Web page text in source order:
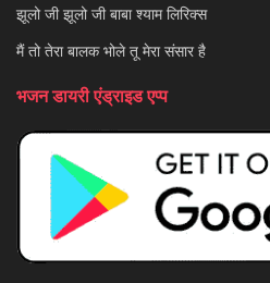
झूलो जी झूलो जी बाबा श्याम लिरिक्स
मैं तो तेरा बालक भोले तू मेरा संसार है
भजन डायरी एंड्राइड एप्प